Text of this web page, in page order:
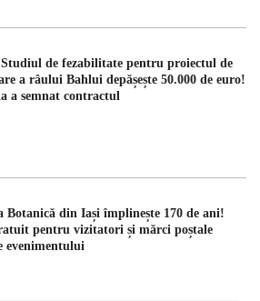
Studiul de fezabilitate pentru proiectul de
a râului Bahlui depășește 50.000 de euro!
a semnat contractul
Botanică din Iași împlinește 170 de ani!
pentru vizitatori și mărci poștale
evenimentului